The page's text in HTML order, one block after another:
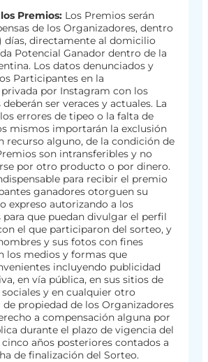
Premios: Los Premios serán
de los Organizadores, dentro
días, directamente al domicilio
Potencial Ganador dentro de la
Los datos denunciados y
Participantes en la
por Instagram con los
ser veraces y actuales. La
errores de tipeo o la falta de
mismos importarán la exclusión
recurso alguno, de la condición de
son intransferibles y no
por otro producto o por dinero.
para recibir el premio
ganadores otorguen su
expreso autorizando a los
que puedan divulgar el perfil
el que participaron del sorteo, y
y sus fotos con fines
los medios y formas que
incluyendo publicidad
en vía pública, en sus sitios de
y en cualquier otro
propiedad de los Organizadores
a compensación alguna por
durante el plazo de vigencia del
años posteriores contados a
de finalización del Sorteo.